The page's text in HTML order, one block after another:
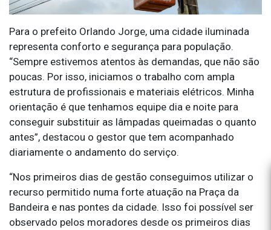
Para o prefeito Orlando Jorge, uma cidade iluminada
representa conforto e segurança para população.
“Sempre estivemos atentos às demandas, que não são
poucas. Por isso, iniciamos o trabalho com ampla
estrutura de profissionais e materiais elétricos. Minha
orientação é que tenhamos equipe dia e noite para
conseguir substituir as lâmpadas queimadas o quanto
antes”, destacou o gestor que tem acompanhado
diariamente o andamento do serviço.
“Nos primeiros dias de gestão conseguimos utilizar o
recurso permitido numa forte atuação na Praça da
Bandeira e nas pontes da cidade. Isso foi possível ser
observado pelos moradores desde os primeiros dias